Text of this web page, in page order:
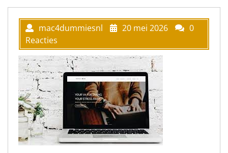
mac4dummiesnl 20 mei 2026
0
Reacties